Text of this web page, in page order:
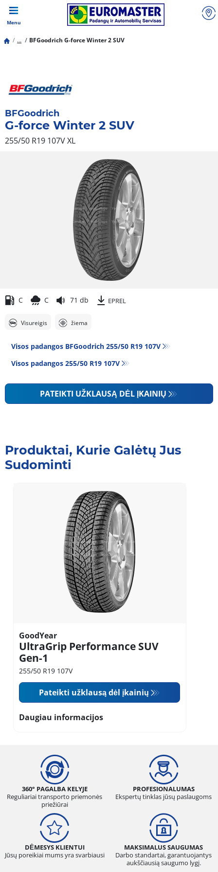
Menu
... BFGoodrich G-force Winter 2 SUV
BFGoodrich
G-force Winter 2 SUV
255/50 R19 107VXL
C C 71 db EPREL
Visureigis žiema
Visos padangos BFGoodrich 255/50 R19 107V
Visos padangos‎ 255/50 R19 107V
PATEIKTI UŽKLAUSĄ DĖL ĮKAINIŲ
Produktai, Kurie Galėtų Jus
Sudominti
GoodYear
UltraGrip Performance SUV
Gen-1
255/50 R19 107V
Pateikti užklausą dėl įkainių
Daugiau informacijos
360° PAGALBA KELYJE
Reguliariai transporto priemonės
priežiūrai
PROFESIONALUMAS
Ekspertų tinklas jūsų paslaugoms
DĖMESYS KLIENTUI
Jūsų poreikiai mums yra svarbiausi
MAKSIMALUS SAUGUMAS
Darbo standartai, garantuojantys
aukščiausią saugumo lygį.